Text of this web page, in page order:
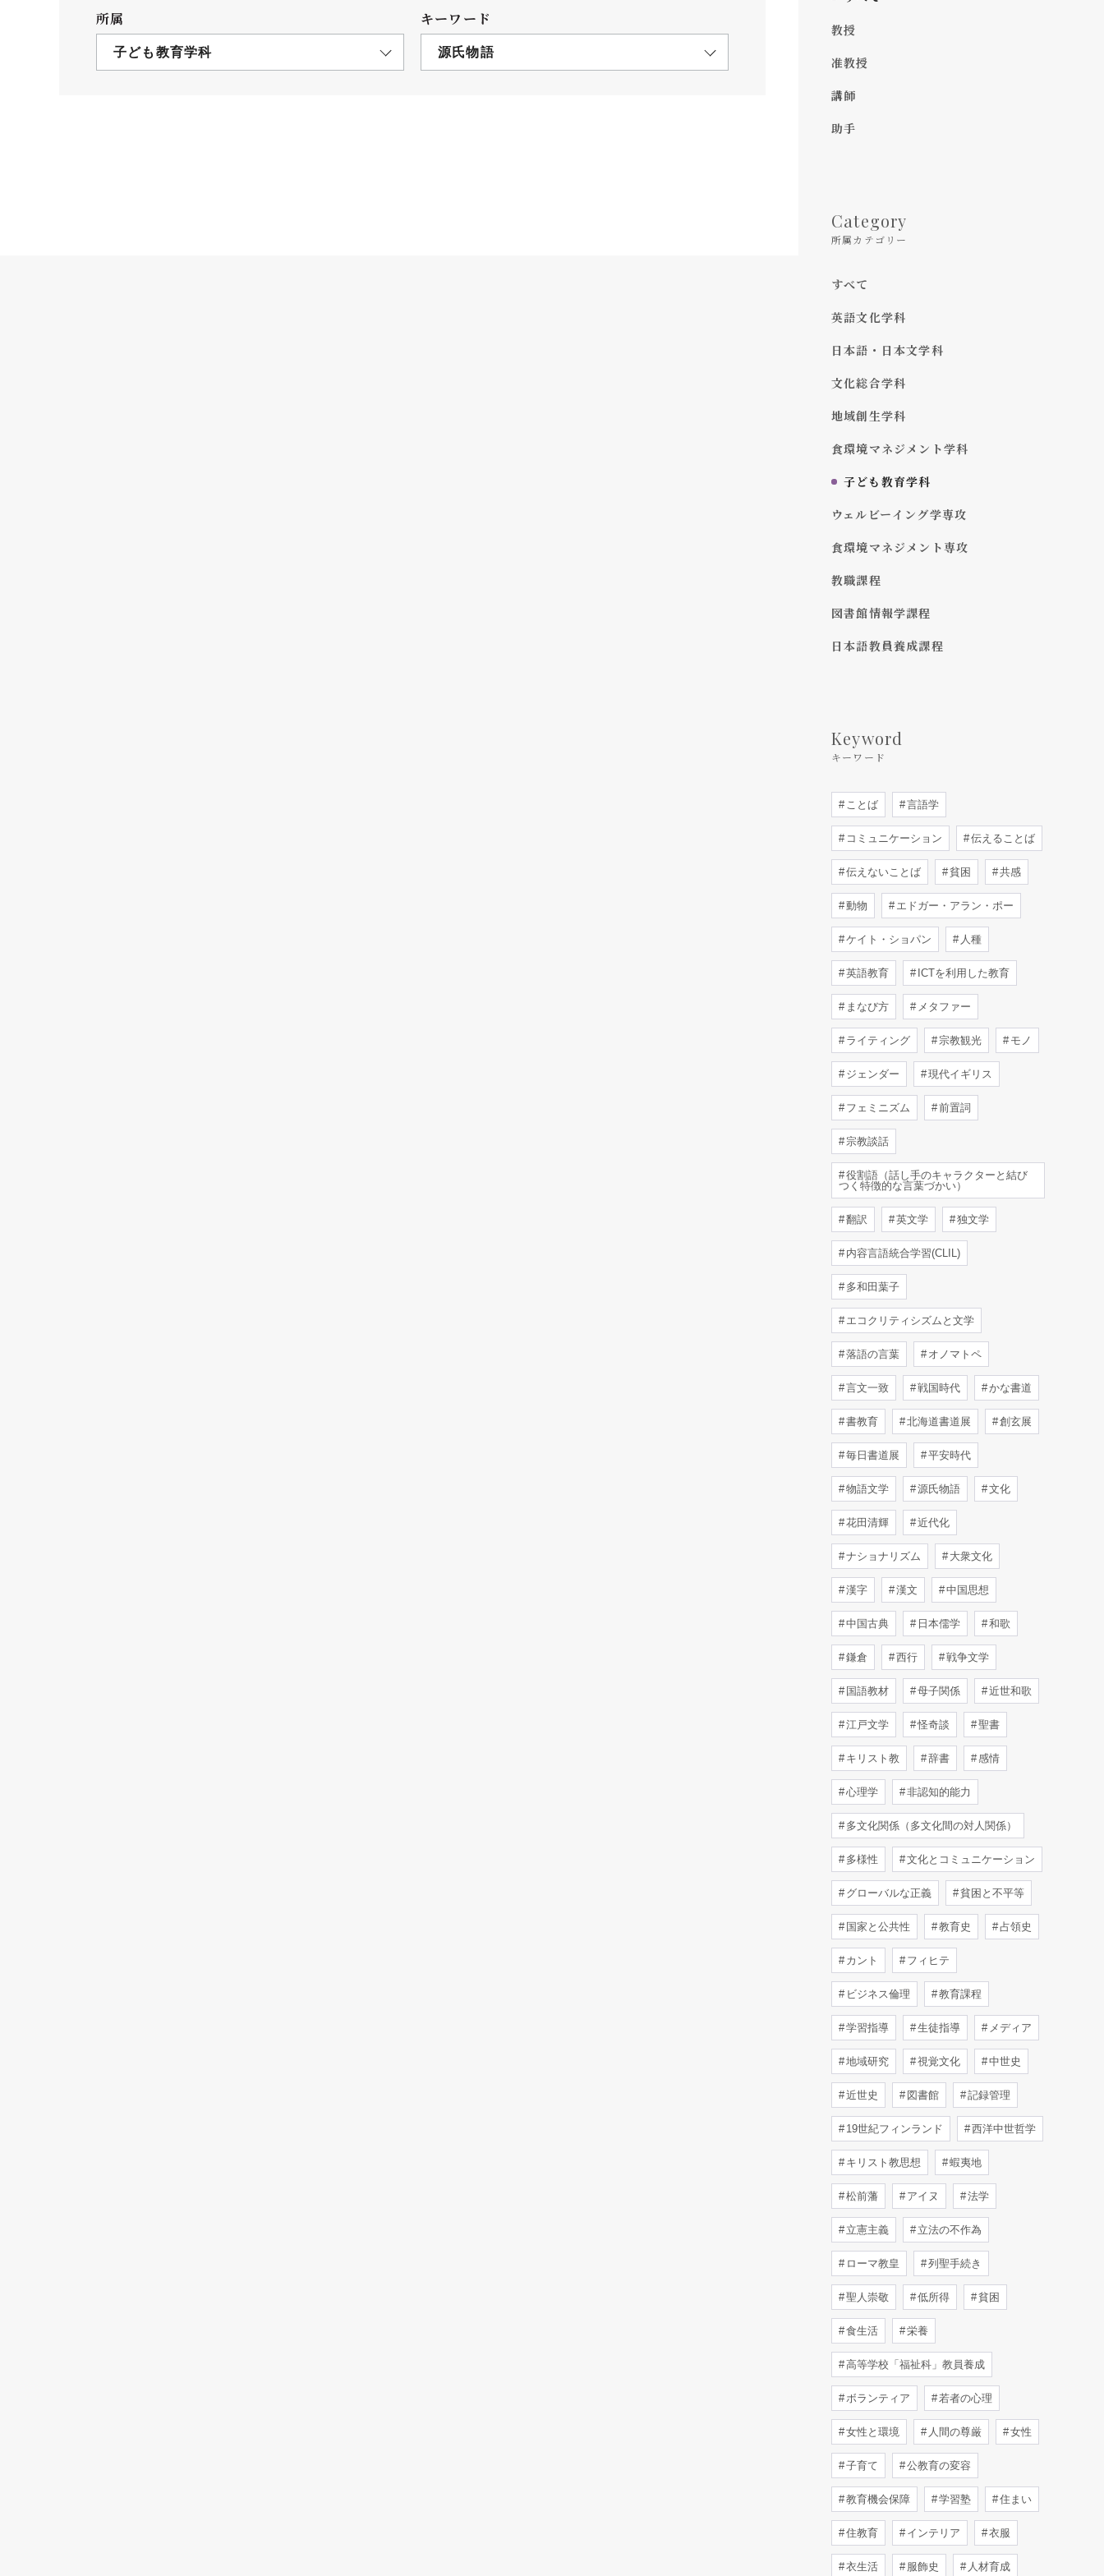
３Dパノラマビュー
所属
子ども教育学科
キーワード
源氏物語
教授
准教授
講師
助手
Category
所属カテゴリー
すべて
英語文化学科
日本語・日本文学科
文化総合学科
地域創生学科
食環境マネジメント学科
子ども教育学科
ウェルビーイング学専攻
食環境マネジメント専攻
教職課程
図書館情報学課程
日本語教員養成課程
Keyword
キーワード
ことば 言語学
コミュニケーション 伝えることば
伝えないことば 貧困 共感
動物 エドガー・アラン・ポー
ケイト・ショパン 人種
英語教育 ICTを利用した教育
まなび方 メタファー
ライティング 宗教観光 モノ
ジェンダー 現代イギリス
フェミニズム 前置詞
宗教談話
役割語（話し手のキャラクターと結び
つく特徴的な言葉づかい）
翻訳 英文学 独文学
内容言語統合学習(CLIL)
多和田葉子
エコクリティシズムと文学
落語の言葉 オノマトペ
言文一致 戦国時代 かな書道
書教育 北海道書道展 創玄展
毎日書道展 平安時代
物語文学 源氏物語 文化
花田清輝 近代化
ナショナリズム 大衆文化
漢字 漢文 中国思想
中国古典 日本儒学 和歌
鎌倉 西行 戦争文学
国語教材 母子関係 近世和歌
江戸文学 怪奇談 聖書
キリスト教 辞書 感情
心理学 非認知的能力
多文化関係（多文化間の対人関係）
多様性 文化とコミュニケーション
グローバルな正義 貧困と不平等
国家と公共性 教育史 占領史
カント フィヒテ
ビジネス倫理 教育課程
学習指導 生徒指導 メディア
地域研究 視覚文化 中世史
近世史 図書館 記録管理
19世紀フィンランド 西洋中世哲学
キリスト教思想 蝦夷地
松前藩 アイヌ 法学
立憲主義 立法の不作為
ローマ教皇 列聖手続き
聖人崇敬 低所得 貧困
食生活 栄養
高等学校「福祉科」教員養成
ボランティア 若者の心理
女性と環境 人間の尊厳 女性
子育て 公教育の変容
教育機会保障 学習塾 住まい
住教育 インテリア 衣服
衣生活 服飾史 人材育成